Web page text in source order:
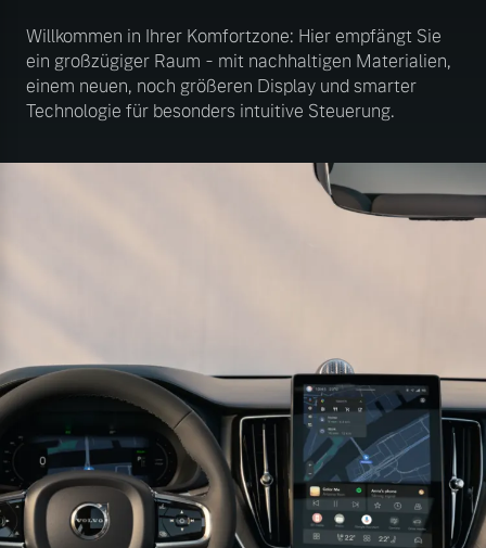
Willkommen in Ihrer Komfortzone: Hier empfängt Sie
ein großzügiger Raum - mit nachhaltigen Materialien,
einem neuen, noch größeren Display und smarter
Technologie für besonders intuitive Steuerung.